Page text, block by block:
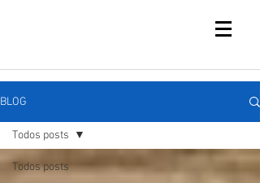
BLOG
Todos posts
Todos posts